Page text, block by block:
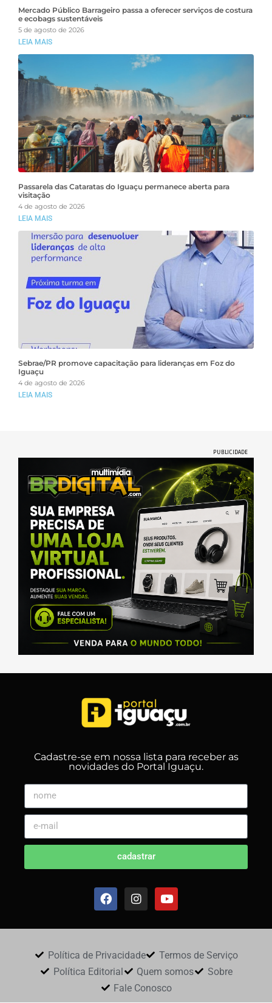
Mercado Público Barrageiro passa a oferecer serviços de costura
e ecobags sustentáveis
5 de agosto de 2026
LEIA MAIS
Passarela das Cataratas do Iguaçu permanece aberta para
visitação
4 de agosto de 2026
LEIA MAIS
Sebrae/PR promove capacitação para lideranças em Foz do
Iguaçu
4 de agosto de 2026
LEIA MAIS
PUBLICIDADE
Cadastre-se em nossa lista para receber as
novidades do Portal Iguaçu.
cadastrar
Política de Privacidade
Termos de Serviço
Política Editorial
Quem somos
Sobre
Fale Conosco